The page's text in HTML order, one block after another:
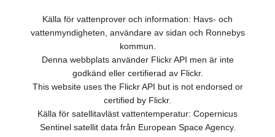
Källa för vattenprover och information: Havs- och
vattenmyndigheten, användare av sidan och Ronnebys
kommun.
Denna webbplats använder Flickr API men är inte
godkänd eller certifierad av Flickr.
This website uses the Flickr API but is not endorsed or
certified by Flickr.
Källa för satellitavläst vattentemperatur: Copernicus
Sentinel satellit data från European Space Agency.